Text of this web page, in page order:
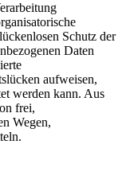
Schutz der
Daten
aufweisen,
werden kann. Aus
frei,
Wegen,